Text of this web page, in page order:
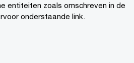
entiteiten zoals omschreven in de
onderstaande link.